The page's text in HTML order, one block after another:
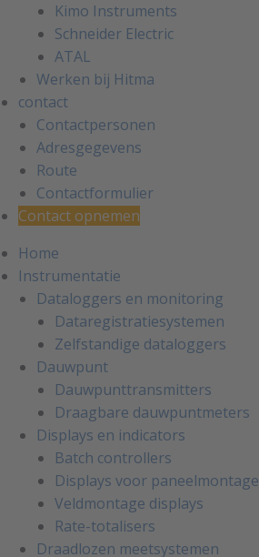
Kimo Instruments
Schneider Electric
ATAL
Werken bij Hitma
contact
Contactpersonen
Adresgegevens
Route
Contactformulier
Contact opnemen
Home
Instrumentatie
Dataloggers en monitoring
Dataregistratiesystemen
Zelfstandige dataloggers
Dauwpunt
Dauwpunttransmitters
Draagbare dauwpuntmeters
Displays en indicators
Batch controllers
Displays voor paneelmontage
Veldmontage displays
Rate-totalisers
Draadlozen meetsystemen